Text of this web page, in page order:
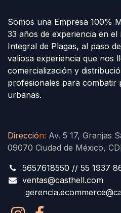
Somos una Empresa 100%
33 años de experiencia en
Integral de Plagas, al paso
valiosa experiencia que nos
comercialización y
profesionales para combatir
urbanas.
Dirección: Av. 5 17, Granjas
09070 Ciudad de México,
5657618550 // 55 1937
ventas@casthell.com